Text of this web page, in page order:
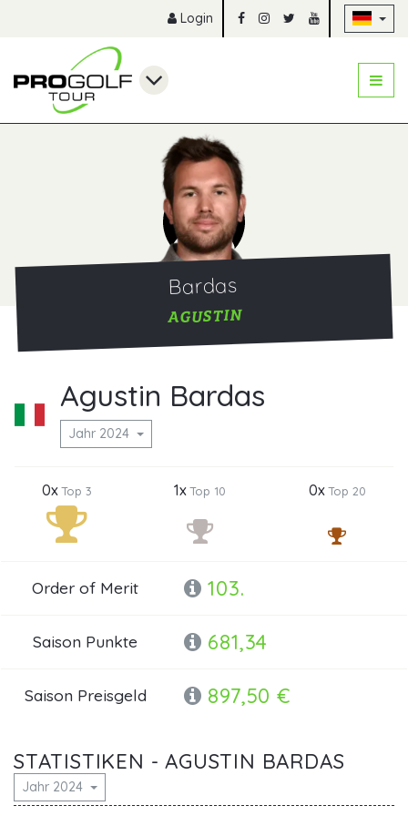
Login
Bardas
AGUSTIN
Agustin Bardas
Jahr 2024
0xTop 3 1xTop 10 0xTop 20
Order of Merit 103.
Saison Punkte 681,34
Saison Preisgeld 897,50 €
STATISTIKEN - AGUSTIN BARDAS
Jahr 2024